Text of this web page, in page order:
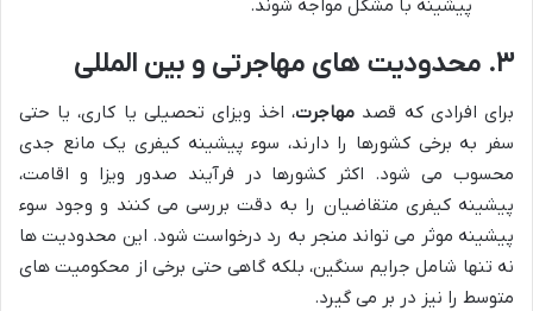
پیشینه با مشکل مواجه شوند.
۳. محدودیت های مهاجرتی و بین المللی
برای افرادی که قصد مهاجرت، اخذ ویزای تحصیلی یا کاری، یا حتی
سفر به برخی کشورها را دارند، سوء پیشینه کیفری یک مانع جدی
محسوب می شود. اکثر کشورها در فرآیند صدور ویزا و اقامت،
پیشینه کیفری متقاضیان را به دقت بررسی می کنند و وجود سوء
پیشینه موثر می تواند منجر به رد درخواست شود. این محدودیت ها
نه تنها شامل جرایم سنگین، بلکه گاهی حتی برخی از محکومیت های
متوسط را نیز در بر می گیرد.